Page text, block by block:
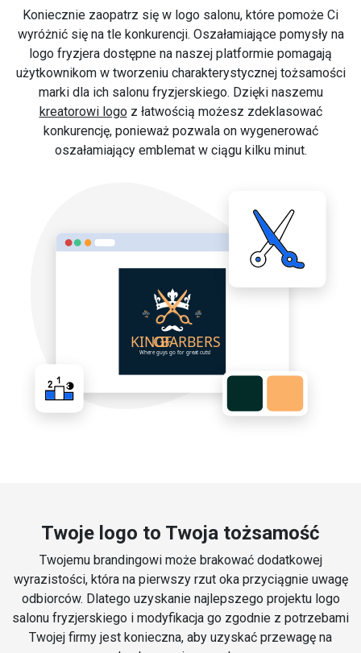
Koniecznie zaopatrz się w logo salonu, które pomoże Ci
wyróżnić się na tle konkurencji. Oszałamiające pomysły na
logo fryzjera dostępne na naszej platformie pomagają
użytkownikom w tworzeniu charakterystycznej tożsamości
marki dla ich salonu fryzjerskiego. Dzięki naszemu
kreatorowi logoz łatwością możesz zdeklasować
konkurencję, ponieważ pozwala on wygenerować
oszałamiający emblemat w ciągu kilku minut.
Twoje logo to Twoja tożsamość
Twojemu brandingowi może brakować dodatkowej
wyrazistości, która na pierwszy rzut oka przyciągnie uwagę
odbiorców. Dlatego uzyskanie najlepszego projektu logo
salonu fryzjerskiego i modyfikacja go zgodnie z potrzebami
Twojej firmy jest konieczna, aby uzyskać przewagę na